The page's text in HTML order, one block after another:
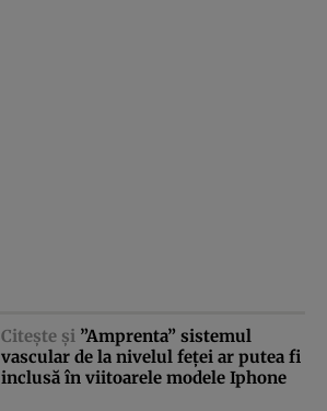
Citeşte şi ”Amprenta” sistemul
vascular de la nivelul feţei ar putea fi
inclusă în viitoarele modele Iphone